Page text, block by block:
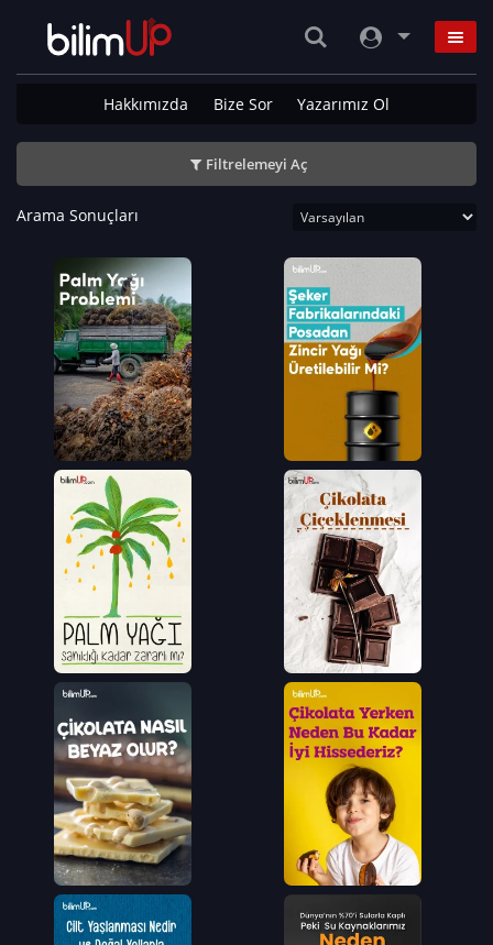
Hakkımızda Bize Sor Yazarımız Ol
Filtrelemeyi Aç
Arama Sonuçları